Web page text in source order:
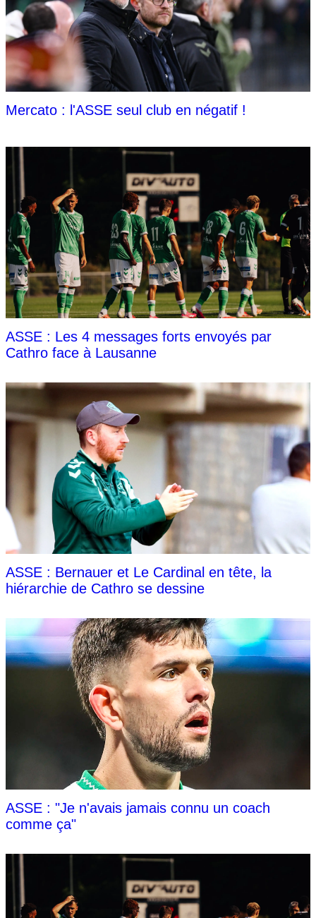
Mercato : l'ASSE seul club en négatif !
ASSE : Les 4 messages forts envoyés par
Cathro face à Lausanne
ASSE : Bernauer et Le Cardinal en tête, la
hiérarchie de Cathro se dessine
ASSE : "Je n'avais jamais connu un coach
comme ça"